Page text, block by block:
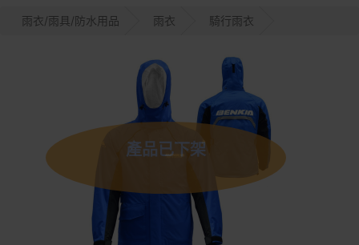
雨衣/雨具/防水用品 雨衣 騎行雨衣
產品已下架